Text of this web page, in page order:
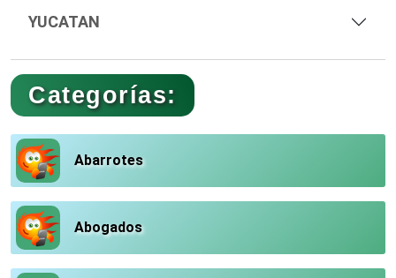
YUCATAN
Categorías:
Abarrotes
Abogados